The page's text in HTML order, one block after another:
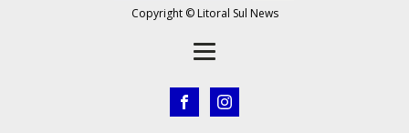
Copyright © Litoral Sul News